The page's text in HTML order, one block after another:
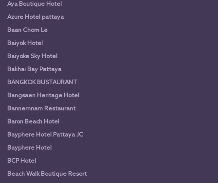
Aya Boutique Hotel
Azure Hotel pattaya
Baan Chom Le
Baiyok Hotel
Baiyoke Sky Hotel
Balihai Bay Pattaya
BANGKOK BUSTAURANT
Bangsaen Heritage Hotel
Bannernnam Restaurant
Baron Beach Hotel
Bayphere Hotel Pattaya JC
Bayphere Hotel
BCP Hotel
Beach Walk Boutique Resort